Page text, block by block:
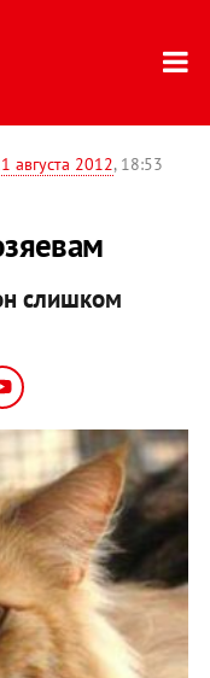
августа 2012, 18:53
слишком